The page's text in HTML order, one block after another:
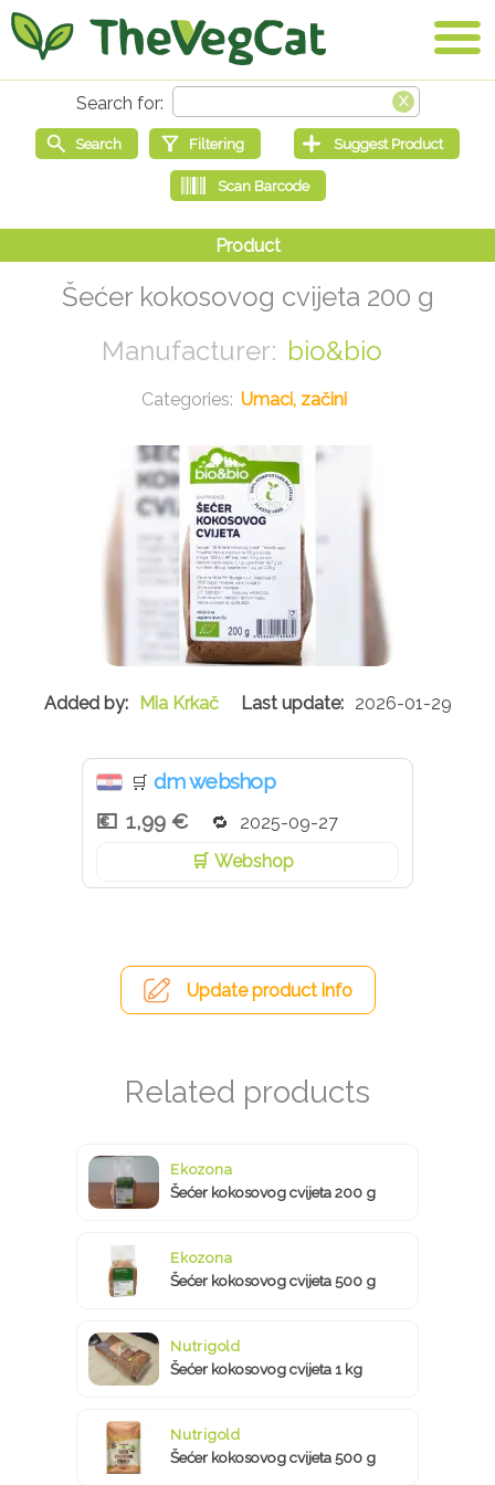
Šećer kokosovog cvijeta 200 g
bio&bio
Umaci, začini
Mia Krkač 2026-01-29
🛒 dm webshop
1,99 €
2025-09-27
Webshop
Update product info
Ekozona
Šećer kokosovog cvijeta 200 g
Ekozona
Šećer kokosovog cvijeta 500 g
Nutrigold
Šećer kokosovog cvijeta 1 kg
Nutrigold
Šećer kokosovog cvijeta 500 g